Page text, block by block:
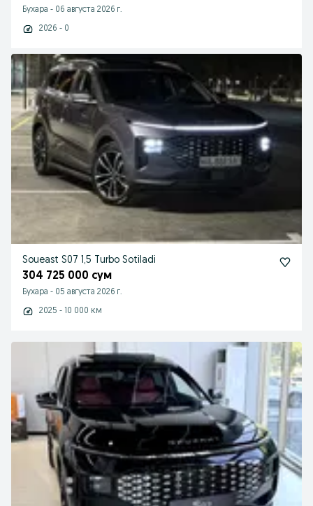
Бухара - 06 августа 2026 г.
2026 - 0
Soueast S07 1,5 Turbo Sotiladi
304 725 000 сум
Бухара - 05 августа 2026 г.
2025 - 10 000 км